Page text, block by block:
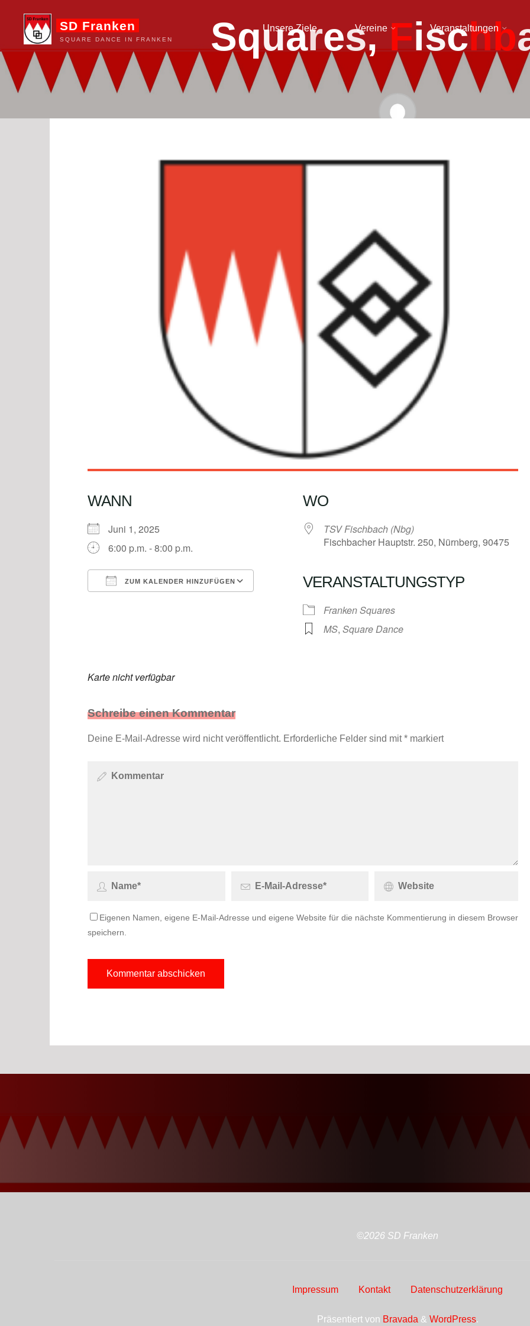
springen
SD Franken
SQUARE DANCE IN FRANKEN
Unsere Ziele Vereine Veranstaltungen
Squares, Fischb
WANN
Juni 1, 2025
6:00 p.m. - 8:00 p.m.
ZUM KALENDER HINZUFÜGEN
Google Kalender
WO
TSV Fischbach (Nbg)
Fischbacher Hauptstr. 250, Nürnberg, 90475
VERANSTALTUNGSTYP
Franken Squares
MS, Square Dance
Karte nicht verfügbar
Schreibe einen Kommentar
Deine E-Mail-Adresse wird nicht veröffentlicht. Erforderliche Felder sind mit* markiert
Eigenen Namen, eigene E-Mail-Adresse und eigene Website für die nächste Kommentierung in diesem Browser
speichern.
©2026 SD Franken
Impressum Kontakt Datenschutzerklärung
Präsentiert von Bravada & WordPress.